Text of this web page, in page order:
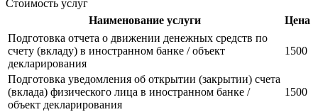
Стоимость услуг
Наименование услуги
Цена
Подготовка отчета о движении денежных средств по
счету (вкладу) в иностранном банке / объект
декларирования
1500
Подготовка уведомления об открытии (закрытии) счета
(вклада) физического лица в иностранном банке /
объект декларирования
1500